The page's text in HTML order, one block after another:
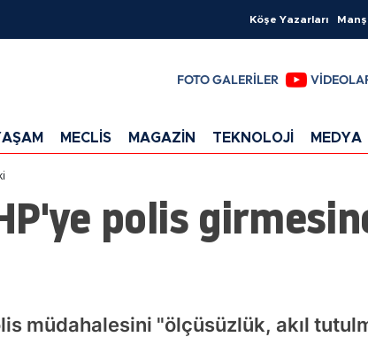
Köşe Yazarları
FOTO GALERİLER
MECLİS MAGAZİN TEKNOLOJİ MEDYA
polis
müdahalesini "ölçüsüzlük, akıl